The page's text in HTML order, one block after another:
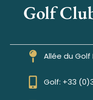
Golf
Allée du Golf
Golf: +33